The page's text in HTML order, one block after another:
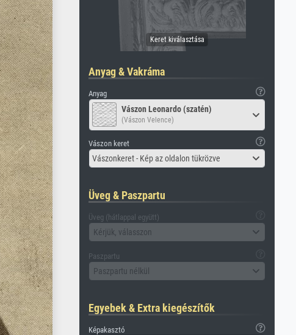
Anyag & Vakráma
Anyag
Vászon Leonardo (szatén)
(Vászon Velence)
Vászon keret
Vászonkeret - Kép az oldalon tükrözve
Üveg & Paszpartu
Üveg (hátlappal együtt)
Kérjük, válasszon
Paszpartu
Paszpartu nélkül
Egyebek & Extra kiegészítők
Képakasztó